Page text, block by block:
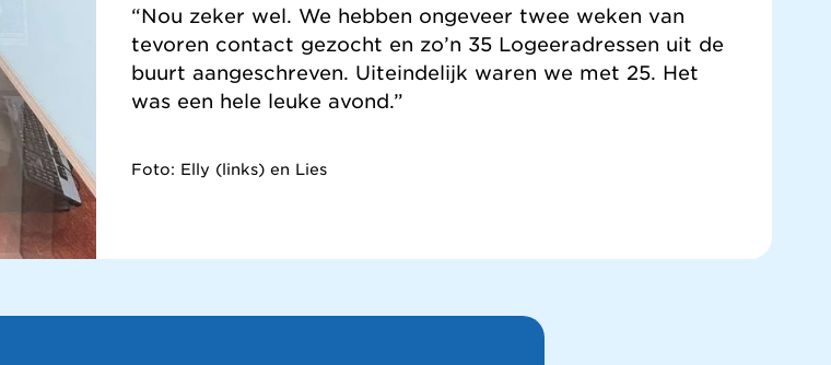
“Nou zeker wel. We hebben ongeveer twee weken van
tevoren contact gezocht en zo’n 35 Logeeradressen uit de
buurt aangeschreven. Uiteindelijk waren we met 25. Het
was een hele leuke avond.”
Foto: Elly (links) en Lies